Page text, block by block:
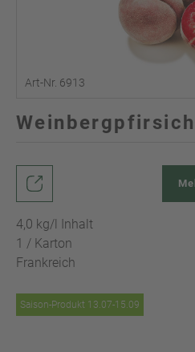
Art-Nr. 6913
Weinbergpfirsich
4,0 kg/l Inhalt
1 / Karton
Frankreich
Saison-Produkt 13.07-15.09